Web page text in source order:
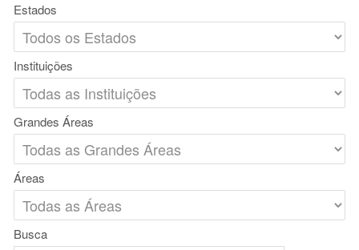
Estados
Instituições
Grandes Áreas
Áreas
Busca